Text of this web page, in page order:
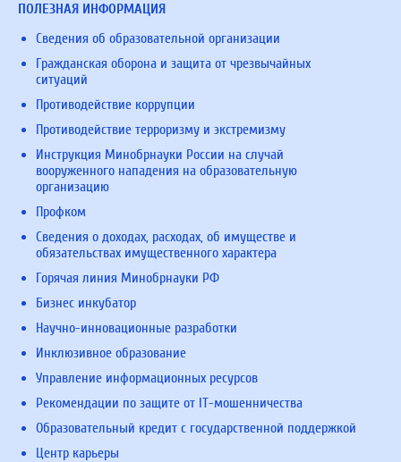
ПОЛЕЗНАЯ ИНФОРМАЦИЯ
Сведения об образовательной организации
Гражданская оборона и защита от чрезвычайных
ситуаций
Противодействие коррупции
Противодействие терроризму и экстремизму
Инструкция Минобрнауки России на случай
вооруженного нападения на образовательную
организацию
Профком
Сведения о доходах, расходах, об имуществе и
обязательствах имущественного характера
Горячая линия Минобрнауки РФ
Бизнес инкубатор
Научно-инновационные разработки
Инклюзивное образование
Управление информационных ресурсов
Рекомендации по защите от IT-мошенничества
Образовательный кредит с государственной поддержкой
Центр карьеры